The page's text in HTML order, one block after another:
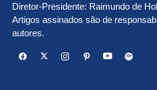
Diretor-Presidente: Raimundo de
Artigos assinados são de
autores.